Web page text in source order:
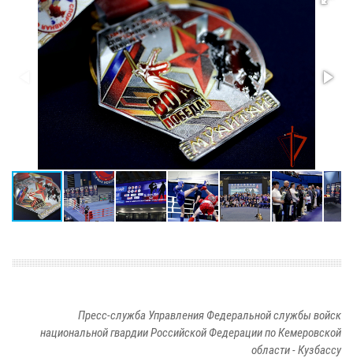
Пресс-служба Управления Федеральной службы войск
национальной гвардии Российской Федерации по Кемеровской
области - Кузбассу